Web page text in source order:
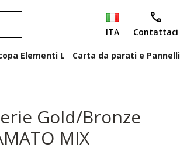
ITA Contattaci
Gradoni Battiscopa Elementi L Carta da parati e Pannelli
Gold/Bronze
MIX